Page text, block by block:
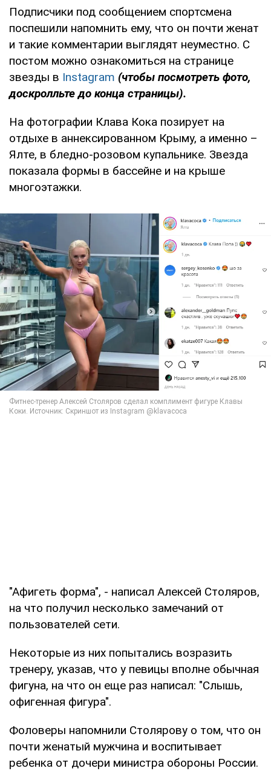
Подписчики под сообщением спортсмена
поспешили напомнить ему, что он почти женат
и такие комментарии выглядят неуместно. С
постом можно ознакомиться на странице
звезды в Instagram (чтобы посмотреть фото,
доскролльте до конца страницы).
На фотографии Клава Кока позирует на
отдыхе в аннексированном Крыму, а именно –
Ялте, в бледно-розовом купальнике. Звезда
показала формы в бассейне и на крыше
многоэтажки.
"Афигеть форма", - написал Алексей Столяров,
на что получил несколько замечаний от
пользователей сети.
Некоторые из них попытались возразить
тренеру, указав, что у певицы вполне обычная
фигуна, на что он еще раз написал: "Слышь,
офигенная фигура".
Фоловеры напомнили Столярову о том, что он
почти женатый мужчина и воспитывает
ребенка от дочери министра обороны России.